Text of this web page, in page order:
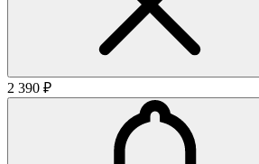
2 390 ₽